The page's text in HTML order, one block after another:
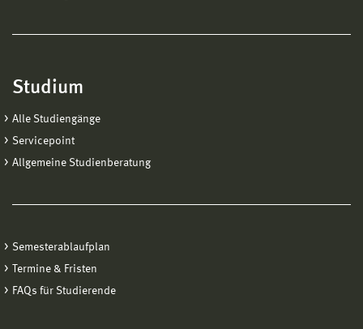
Studium
Alle Studiengänge
Servicepoint
Allgemeine Studienberatung
Semesterablaufplan
Termine & Fristen
FAQs für Studierende